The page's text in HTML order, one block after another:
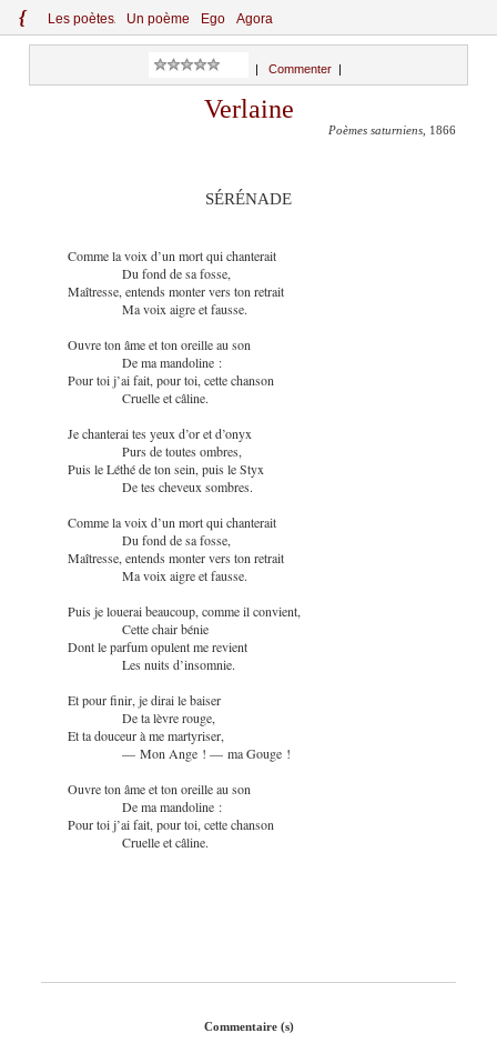
{ Les poètes Un poème Ego Agora
Commenter
Verlaine
Poèmes saturniens , 1866
SÉRÉNADE
Comme la voix d’un mort qui chanterait
Du fond de sa fosse,
Maîtresse, entends monter vers ton retrait
Ma voix aigre et fausse.
Ouvre ton âme et ton oreille au son
De ma mandoline :
Pour toi j’ai fait, pour toi, cette chanson
Cruelle et câline.
Je chanterai tes yeux d’or et d’onyx
Purs de toutes ombres,
Puis le Léthé de ton sein, puis le Styx
De tes cheveux sombres.
Comme la voix d’un mort qui chanterait
Du fond de sa fosse,
Maîtresse, entends monter vers ton retrait
Ma voix aigre et fausse.
Puis je louerai beaucoup, comme il convient,
Cette chair bénie
Dont le parfum opulent me revient
Les nuits d’insomnie.
Et pour finir, je dirai le baiser
De ta lèvre rouge,
Et ta douceur à me martyriser,
— Mon Ange ! — ma Gouge !
Ouvre ton âme et ton oreille au son
De ma mandoline :
Pour toi j’ai fait, pour toi, cette chanson
Cruelle et câline.
Commentaire (s)